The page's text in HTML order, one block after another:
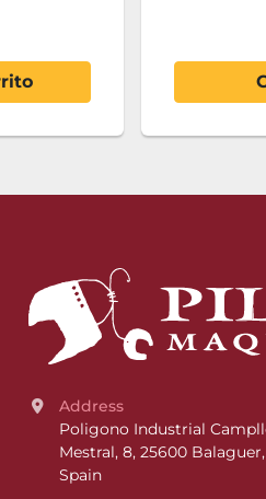
Address
Poligono Industrial
Mestral, 8, 25600
Spain